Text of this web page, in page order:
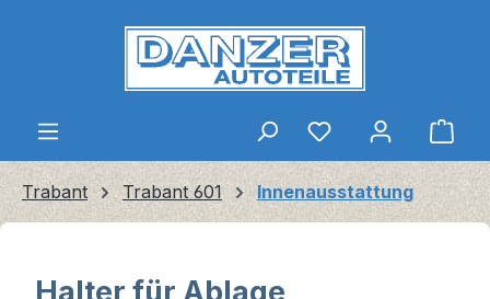
Zum Hauptinhalt springen
Trabant Trabant 601 Innenausstattung